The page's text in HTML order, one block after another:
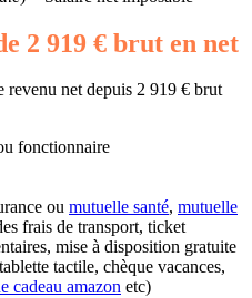
2 919 € brut en net
revenu net depuis 2 919 € brut
fonctionnaire
ou mutuelle santé, mutuelle
frais de transport, ticket
mise à disposition gratuite
tactile, chèque vacances,
cadeau amazon etc)